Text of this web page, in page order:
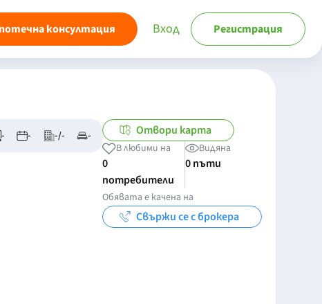
консултация Вход Регистрация
- - -/- - Отвори карта
В любими на
0
потребители
Видяна
0 пъти
Обявата е качена на
Свържи се с брокера